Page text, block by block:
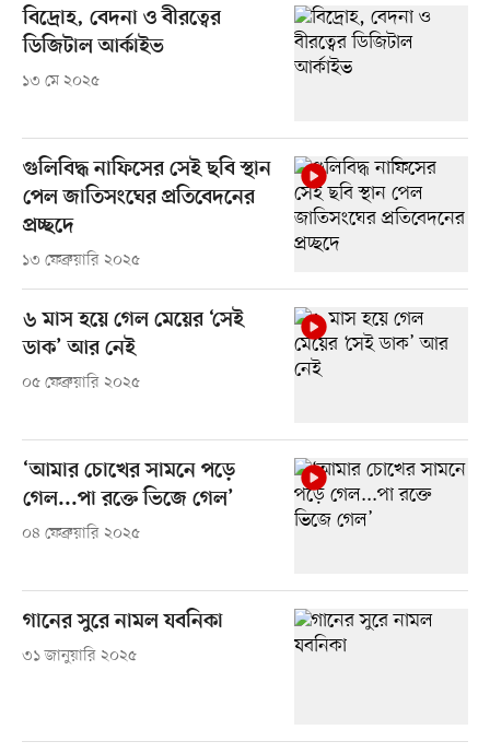
বিদ্রোহ, বেদনা ও বীরত্বের
ডিজিটাল আর্কাইভ
১৩ মে ২০২৫
গুলিবিদ্ধ নাফিসের সেই ছবি স্থান
পেল জাতিসংঘের প্রতিবেদনের
প্রচ্ছদে
১৩ ফেব্রুয়ারি ২০২৫
৬ মাস হয়ে গেল মেয়ের ‘সেই
ডাক’ আর নেই
০৫ ফেব্রুয়ারি ২০২৫
‘আমার চোখের সামনে পড়ে
গেল...পা রক্তে ভিজে গেল’
০৪ ফেব্রুয়ারি ২০২৫
গানের সুরে নামল যবনিকা
৩১ জানুয়ারি ২০২৫